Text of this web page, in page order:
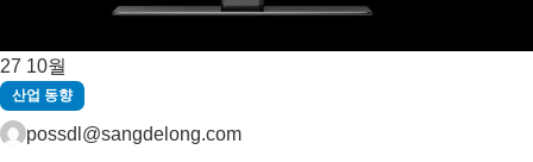
27 10월
산업 동향
possdl@sangdelong.com